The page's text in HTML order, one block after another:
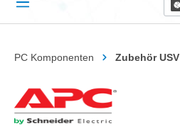
PC Komponenten Zubehör USV